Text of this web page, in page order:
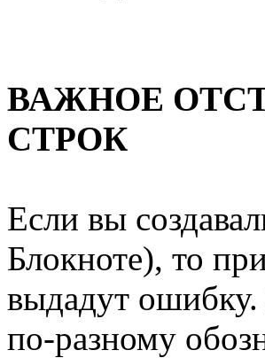
ВАЖНОЕ
СТРОК
Если вы
Блокноте), то
выдадут
по-разному